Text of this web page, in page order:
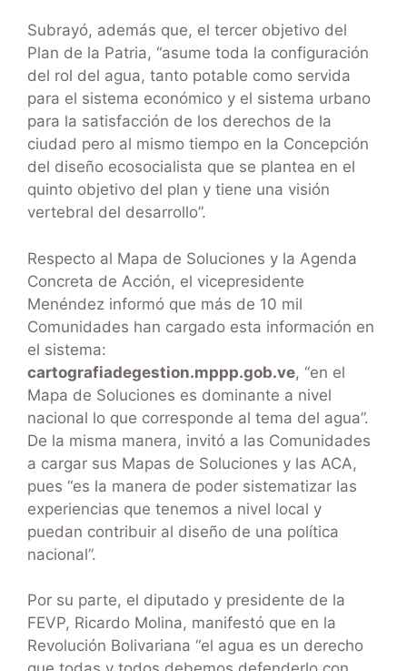
Subrayó, además que, el tercer objetivo del
Plan de la Patria, “asume toda la configuración
del rol del agua, tanto potable como servida
para el sistema económico y el sistema urbano
para la satisfacción de los derechos de la
ciudad pero al mismo tiempo en la Concepción
del diseño ecosocialista que se plantea en el
quinto objetivo del plan y tiene una visión
vertebral del desarrollo”.
Respecto al Mapa de Soluciones y la Agenda
Concreta de Acción, el vicepresidente
Menéndez informó que más de 10 mil
Comunidades han cargado esta información en
el sistema:
cartografiadegestion.mppp.gob.ve, “en el
Mapa de Soluciones es dominante a nivel
nacional lo que corresponde al tema del agua”.
De la misma manera, invitó a las Comunidades
a cargar sus Mapas de Soluciones y las ACA,
pues “es la manera de poder sistematizar las
experiencias que tenemos a nivel local y
puedan contribuir al diseño de una política
nacional”.
Por su parte, el diputado y presidente de la
FEVP, Ricardo Molina, manifestó que en la
Revolución Bolivariana “el agua es un derecho